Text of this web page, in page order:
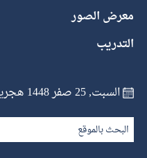
معرض الصور
التدريب
السبت, 25 صفر 1448 هجريا, 8 أغسطس 2026 ميلاديا.